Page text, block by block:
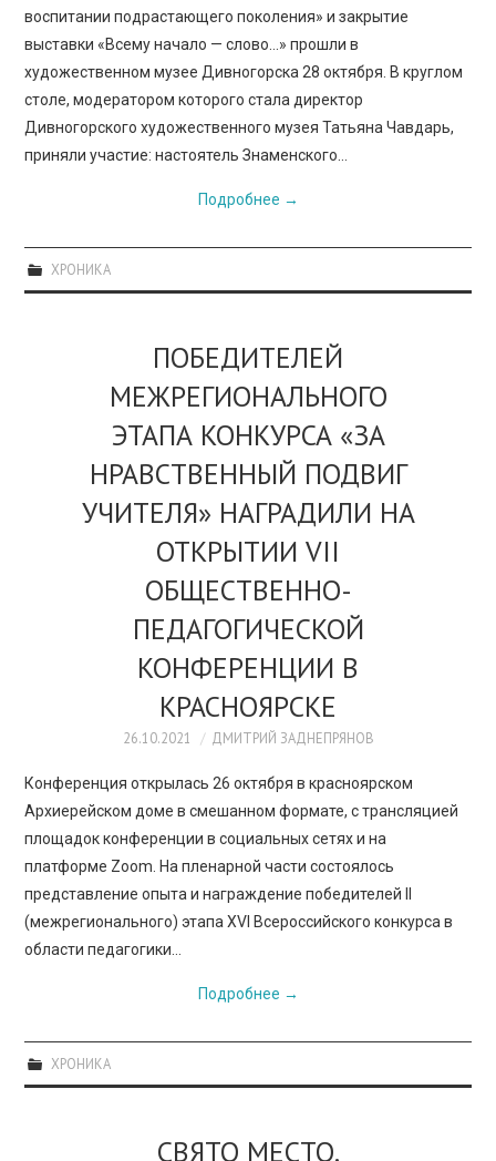
воспитании подрастающего поколения» и закрытие
выставки «Всему начало — слово…» прошли в
художественном музее Дивногорска 28 октября. В круглом
столе, модератором которого стала директор
Дивногорского художественного музея Татьяна Чавдарь,
приняли участие: настоятель Знаменского…
Подробнее →
ХРОНИКА
ПОБЕДИТЕЛЕЙ
МЕЖРЕГИОНАЛЬНОГО
ЭТАПА КОНКУРСА «ЗА
НРАВСТВЕННЫЙ ПОДВИГ
УЧИТЕЛЯ» НАГРАДИЛИ НА
ОТКРЫТИИ VII
ОБЩЕСТВЕННО-
ПЕДАГОГИЧЕСКОЙ
КОНФЕРЕНЦИИ В
КРАСНОЯРСКЕ
26.10.2021 ДМИТРИЙ ЗАДНЕПРЯНОВ
Конференция открылась 26 октября в красноярском
Архиерейском доме в смешанном формате, с трансляцией
площадок конференции в социальных сетях и на
платформе Zoom. На пленарной части состоялось
представление опыта и награждение победителей II
(межрегионального) этапа XVI Всероссийского конкурса в
области педагогики…
Подробнее →
ХРОНИКА
СВЯТО МЕСТО.